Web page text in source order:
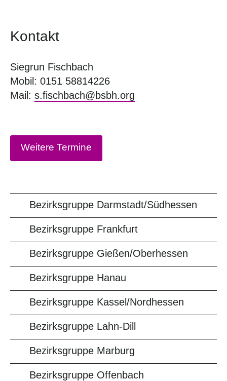
Kontakt
Siegrun Fischbach
Mobil: 0151 58814226
Mail: s.fischbach@bsbh.org
Weitere Termine
Bezirksgruppe Darmstadt/Südhessen
Bezirksgruppe Frankfurt
Bezirksgruppe Gießen/Oberhessen
Bezirksgruppe Hanau
Bezirksgruppe Kassel/Nordhessen
Bezirksgruppe Lahn-Dill
Bezirksgruppe Marburg
Bezirksgruppe Offenbach